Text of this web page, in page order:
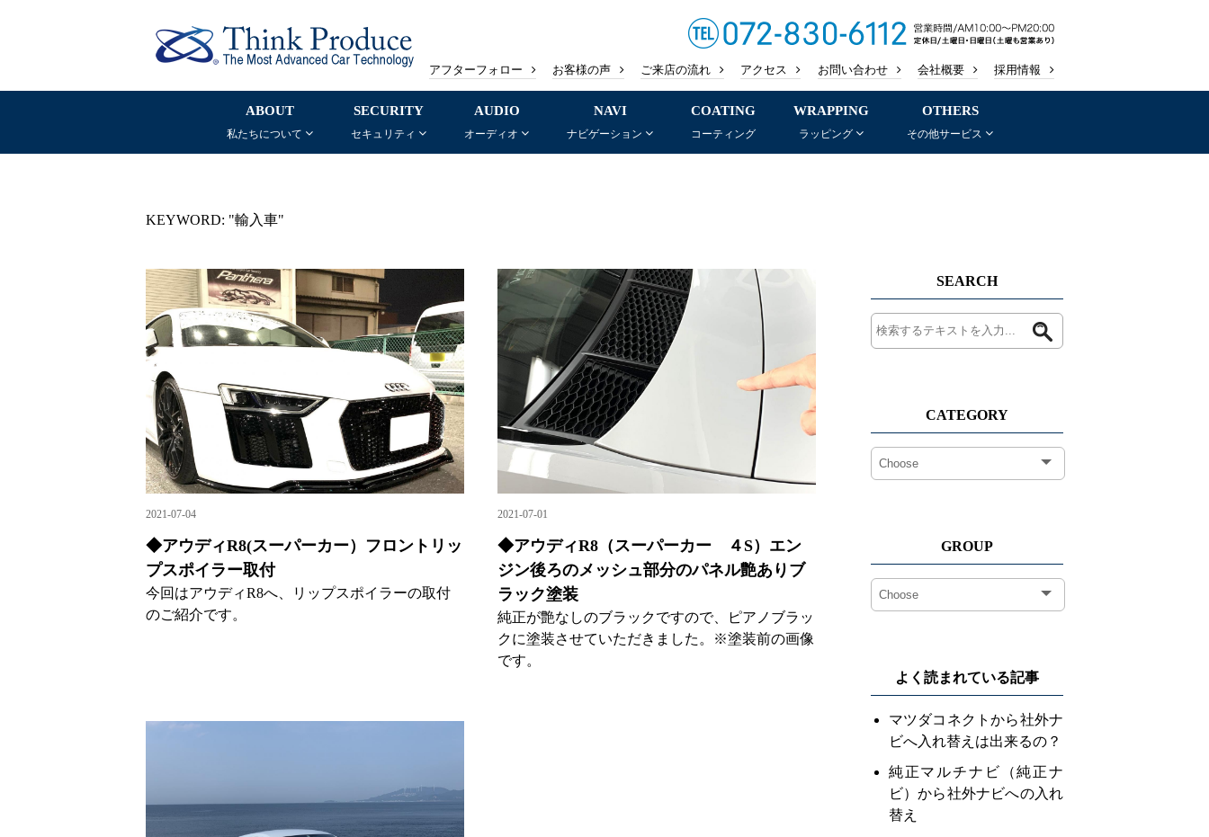
アフターフォロー お客様の声 ご来店の流れ アクセス お問い合わせ 会社概要 採用情報
ABOUT
私たちについて
SECURITY
セキュリティ
AUDIO
オーディオ
NAVI
ナビゲーション
COATING
コーティング
WRAPPING
ラッピング
OTHERS
その他サービス
KEYWORD: "輸入車"
2021-07-04
◆アウディR8(スーパーカー）フロントリッ
プスポイラー取付
今回はアウディR8へ、リップスポイラーの取付
のご紹介です。
2021-07-01
◆アウディR8（スーパーカー ４S）エン
ジン後ろのメッシュ部分のパネル艶ありブ
ラック塗装
純正が艶なしのブラックですので、ピアノブラッ
クに塗装させていただきました。※塗装前の画像
です。
SEARCH
CATEGORY
GROUP
よく読まれている記事
マツダコネクトから社外ナ
ビへ入れ替えは出来るの？
純正マルチナビ（純正ナ
ビ）から社外ナビへの入れ
替え